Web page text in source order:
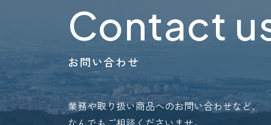
Contact
お問い合わせ
業務や取り扱い商品へのお問い合わせなど、